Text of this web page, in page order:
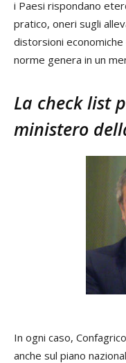
i Paesi rispondano
pratico, oneri sugli
distorsioni economiche
norme genera in un
La check list
ministero
In ogni caso,
anche sul piano